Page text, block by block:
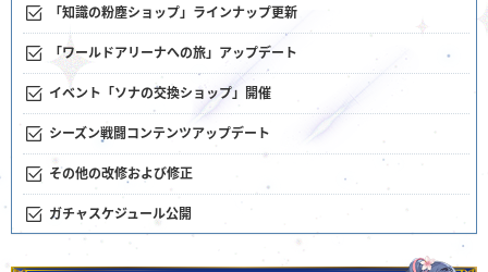
「知識の粉塵ショップ」ラインナップ更新
「ワールドアリーナへの旅」アップデート
イベント「ソナの交換ショップ」開催
シーズン戦闘コンテンツアップデート
その他の改修および修正
ガチャスケジュール公開